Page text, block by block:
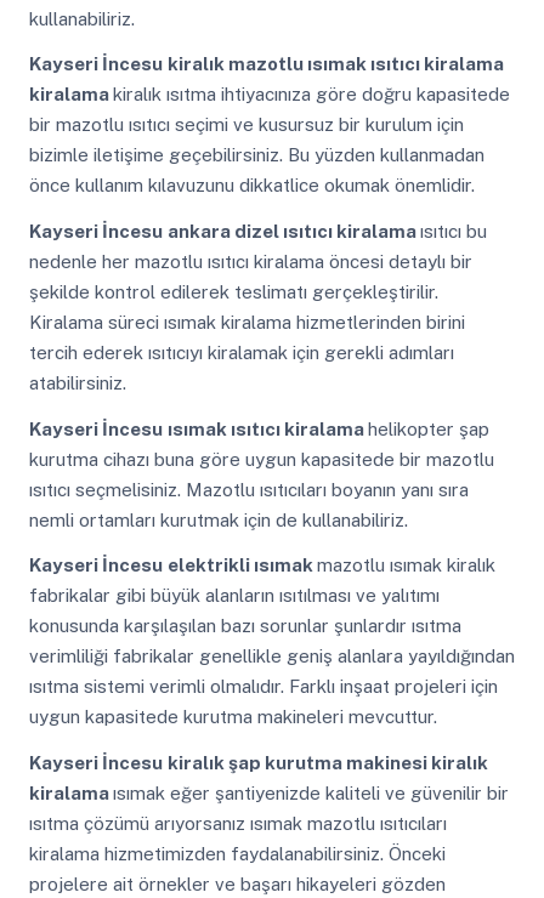
kullanabiliriz.
Kayseri İncesu kiralık mazotlu ısımak ısıtıcı kiralama
kiralama kiralık ısıtma ihtiyacınıza göre doğru kapasitede
bir mazotlu ısıtıcı seçimi ve kusursuz bir kurulum için
bizimle iletişime geçebilirsiniz. Bu yüzden kullanmadan
önce kullanım kılavuzunu dikkatlice okumak önemlidir.
Kayseri İncesu ankara dizel ısıtıcı kiralamaısıtıcı bu
nedenle her mazotlu ısıtıcı kiralama öncesi detaylı bir
şekilde kontrol edilerek teslimatı gerçekleştirilir.
Kiralama süreci ısımak kiralama hizmetlerinden birini
tercih ederek ısıtıcıyı kiralamak için gerekli adımları
atabilirsiniz.
Kayseri İncesu ısımak ısıtıcı kiralamahelikopter şap
kurutma cihazı buna göre uygun kapasitede bir mazotlu
ısıtıcı seçmelisiniz. Mazotlu ısıtıcıları boyanın yanı sıra
nemli ortamları kurutmak için de kullanabiliriz.
Kayseri İncesu elektrikli ısımak mazotlu ısımak kiralık
fabrikalar gibi büyük alanların ısıtılması ve yalıtımı
konusunda karşılaşılan bazı sorunlar şunlardır ısıtma
verimliliği fabrikalar genellikle geniş alanlara yayıldığından
ısıtma sistemi verimli olmalıdır. Farklı inşaat projeleri için
uygun kapasitede kurutma makineleri mevcuttur.
Kayseri İncesu kiralık şap kurutma makinesi kiralık
kiralamaısımak eğer şantiyenizde kaliteli ve güvenilir bir
ısıtma çözümü arıyorsanız ısımak mazotlu ısıtıcıları
kiralama hizmetimizden faydalanabilirsiniz. Önceki
projelere ait örnekler ve başarı hikayeleri gözden